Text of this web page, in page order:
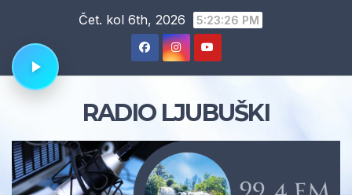
content
Čet. kol 6th, 2026 5:23:27 PM
RADIO LJUBUŠKI